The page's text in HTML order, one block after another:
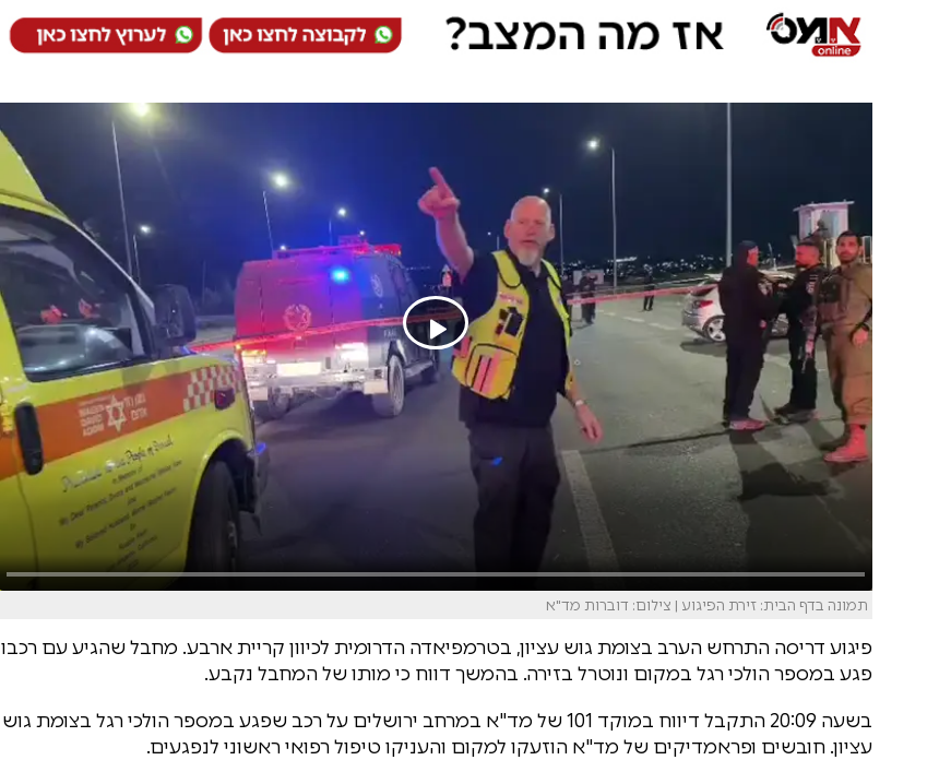
תמונה בדף הבית: זירת הפיגוע | צילום: דוברות מד"א
פיגוע דריסה התרחש הערב בצומת גוש עציון, בטרמפיאדה הדרומית לכיוון קריית ארבע. מחבל שהגיע עם רכבו
פגע במספר הולכי רגל במקום ונוטרל בזירה. בהמשך דווח כי מותו של המחבל נקבע.
בשעה 20:09 התקבל דיווח במוקד 101 של מד"א במרחב ירושלים על רכב שפגע במספר הולכי רגל בצומת גוש
עציון. חובשים ופראמדיקים של מד"א הוזעקו למקום והעניקו טיפול רפואי ראשוני לנפגעים.